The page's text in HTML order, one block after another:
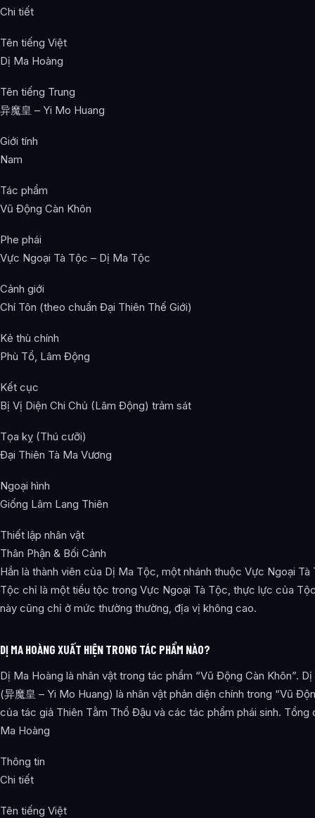
Chi tiết
Tên tiếng Việt
Dị Ma Hoàng
Tên tiếng Trung
异魔皇 – Yi Mo Huang
Giới tính
Nam
Tác phẩm
Vũ Động Càn Khôn
Phe phái
Vực Ngoại Tà Tộc – Dị Ma Tộc
Cảnh giới
Chí Tôn (theo chuẩn Đại Thiên Thế Giới)
Kẻ thù chính
Phù Tổ, Lâm Động
Kết cục
Bị Vị Diện Chi Chủ (Lâm Động) trảm sát
Tọa kỵ (Thú cưỡi)
Đại Thiên Tà Ma Vương
Ngoại hình
Giống Lâm Lang Thiên
Thiết lập nhân vật
Thân Phận & Bối Cảnh
Hắn là thành viên của Dị Ma Tộc, một nhánh thuộc Vực Ngoại
Tộc chỉ là một tiểu tộc trong Vực Ngoại Tà Tộc, thực lực của
này cũng chỉ ở mức thường thường, địa vị không cao.
DỊ MA HOÀNG XUẤT HIỆN TRONG TÁC PHẨM NÀO?
Dị Ma Hoàng là nhân vật trong tác phẩm “Vũ Động Càn Khôn”.
(异魔皇 – Yi Mo Huang) là nhân vật phản diện chính trong “Vũ
của tác giả Thiên Tằm Thổ Đậu và các tác phẩm phái sinh. Tổng
Ma Hoàng
Thông tin
Chi tiết
Tên tiếng Việt